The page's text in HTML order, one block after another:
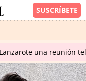
una reunión